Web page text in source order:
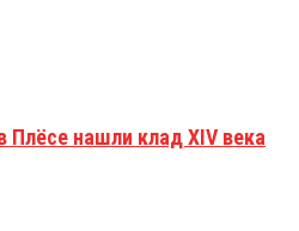
нашли клад XIV века